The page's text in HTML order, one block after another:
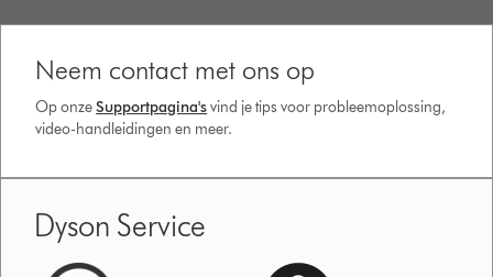
Neem contact met ons op
Op onzeSupportpagina'svind je tips voor probleemoplossing,
video-handleidingen en meer.
Dyson Service